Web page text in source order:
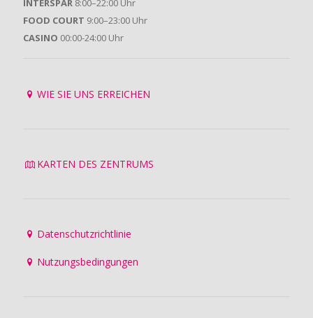
INTERSPAR 8:00–22:00 Uhr
FOOD COURT 9:00–23:00 Uhr
CASINO 00:00-24:00 Uhr
WIE SIE UNS ERREICHEN
KARTEN DES ZENTRUMS
Datenschutzrichtlinie
Nutzungsbedingungen